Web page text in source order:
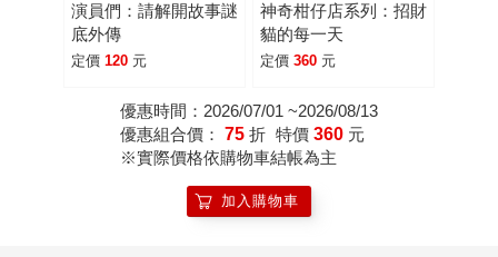
演員們：請解開故事謎
底外傳
定價 120 元
神奇柑仔店系列：招財
貓的每一天
定價 360 元
優惠時間：2026/07/01 ~2026/08/13
優惠組合價： 75 折 特價 360 元
※實際價格依購物車結帳為主
加入購物車